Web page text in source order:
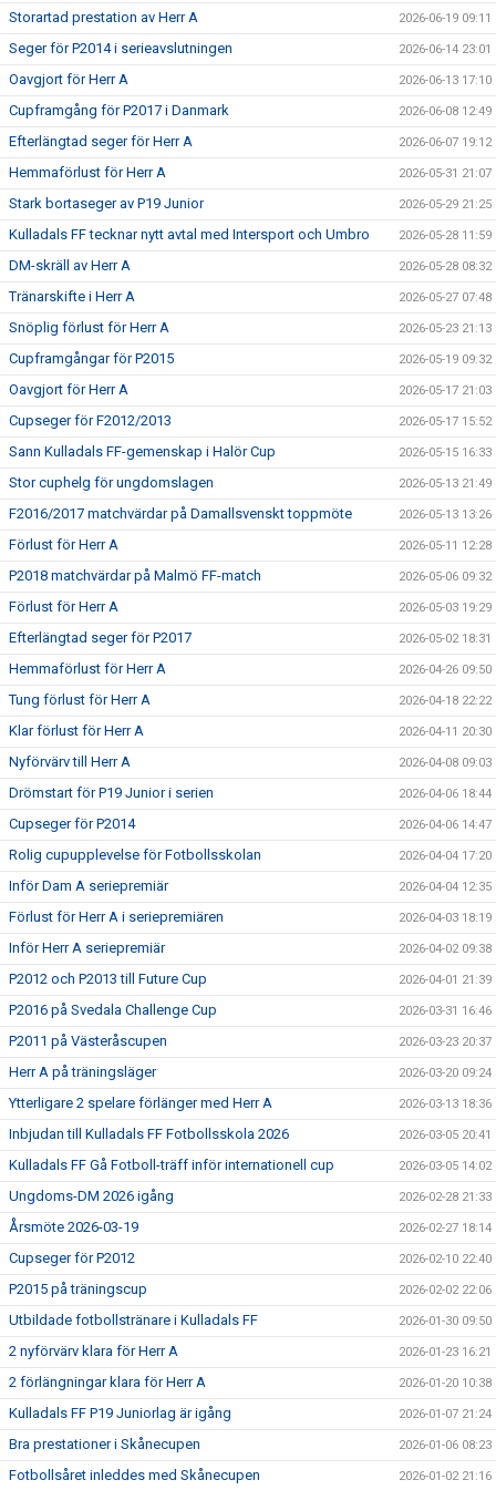
Storartad prestation av Herr A 2026-06-19 09:11
Seger för P2014 i serieavslutningen 2026-06-14 23:01
Oavgjort för Herr A 2026-06-13 17:10
Cupframgång för P2017 i Danmark 2026-06-08 12:49
Efterlängtad seger för Herr A 2026-06-07 19:12
Hemmaförlust för Herr A 2026-05-31 21:07
Stark bortaseger av P19 Junior 2026-05-29 21:25
Kulladals FF tecknar nytt avtal med Intersport och Umbro 2026-05-28 11:59
DM-skräll av Herr A 2026-05-28 08:32
Tränarskifte i Herr A 2026-05-27 07:48
Snöplig förlust för Herr A 2026-05-23 21:13
Cupframgångar för P2015 2026-05-19 09:32
Oavgjort för Herr A 2026-05-17 21:03
Cupseger för F2012/2013 2026-05-17 15:52
Sann Kulladals FF-gemenskap i Halör Cup 2026-05-15 16:33
Stor cuphelg för ungdomslagen 2026-05-13 21:49
F2016/2017 matchvärdar på Damallsvenskt toppmöte 2026-05-13 13:26
Förlust för Herr A 2026-05-11 12:28
P2018 matchvärdar på Malmö FF-match 2026-05-06 09:32
Förlust för Herr A 2026-05-03 19:29
Efterlängtad seger för P2017 2026-05-02 18:31
Hemmaförlust för Herr A 2026-04-26 09:50
Tung förlust för Herr A 2026-04-18 22:22
Klar förlust för Herr A 2026-04-11 20:30
Nyförvärv till Herr A 2026-04-08 09:03
Drömstart för P19 Junior i serien 2026-04-06 18:44
Cupseger för P2014 2026-04-06 14:47
Rolig cupupplevelse för Fotbollsskolan 2026-04-04 17:20
Inför Dam A seriepremiär 2026-04-04 12:35
Förlust för Herr A i seriepremiären 2026-04-03 18:19
Inför Herr A seriepremiär 2026-04-02 09:38
P2012 och P2013 till Future Cup 2026-04-01 21:39
P2016 på Svedala Challenge Cup 2026-03-31 16:46
P2011 på Västeråscupen 2026-03-23 20:37
Herr A på träningsläger 2026-03-20 09:24
Ytterligare 2 spelare förlänger med Herr A 2026-03-13 18:36
Inbjudan till Kulladals FF Fotbollsskola 2026 2026-03-05 20:41
Kulladals FF Gå Fotboll-träff inför internationell cup 2026-03-05 14:02
Ungdoms-DM 2026 igång 2026-02-28 21:33
Årsmöte 2026-03-19 2026-02-27 18:14
Cupseger för P2012 2026-02-10 22:40
P2015 på träningscup 2026-02-02 22:06
Utbildade fotbollstränare i Kulladals FF 2026-01-30 09:50
2 nyförvärv klara för Herr A 2026-01-23 16:21
2 förlängningar klara för Herr A 2026-01-20 10:38
Kulladals FF P19 Juniorlag är igång 2026-01-07 21:24
Bra prestationer i Skånecupen 2026-01-06 08:23
Fotbollsåret inleddes med Skånecupen 2026-01-02 21:16